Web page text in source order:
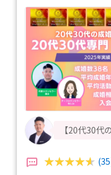
【20代30代